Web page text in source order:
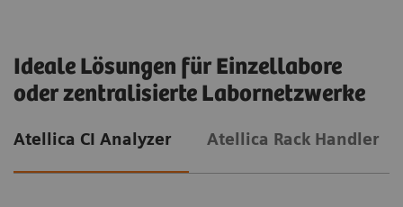
Ideale Lösungen für Einzellabore
oder zentralisierte Labornetzwerke
Atellica CI Analyzer Atellica Rack Handler